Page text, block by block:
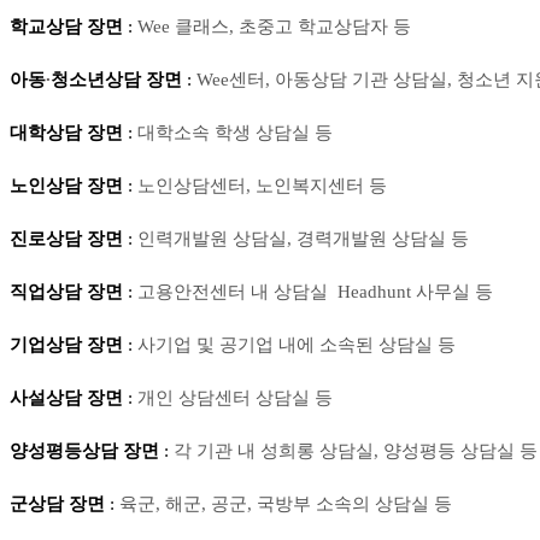
학교상담 장면 : Wee 클래스, 초중고 학교상담자 등
아동∙청소년상담 장면 : Wee센터, 아동상담 기관 상담실, 청소년 지
대학상담 장면 : 대학소속 학생 상담실 등
노인상담 장면 : 노인상담센터, 노인복지센터 등
진로상담 장면 : 인력개발원 상담실, 경력개발원 상담실 등
직업상담 장면 : 고용안전센터 내 상담실 Headhunt 사무실 등
기업상담 장면 : 사기업 및 공기업 내에 소속된 상담실 등
사설상담 장면 : 개인 상담센터 상담실 등
양성평등상담 장면 : 각 기관 내 성희롱 상담실, 양성평등 상담실 등
군상담 장면 : 육군, 해군, 공군, 국방부 소속의 상담실 등